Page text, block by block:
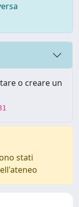
o creare un
stati